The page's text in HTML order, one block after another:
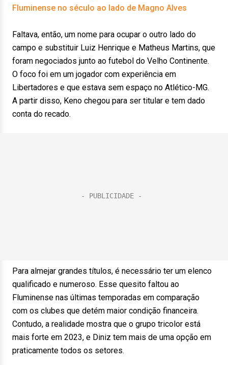
Fluminense no século ao lado de Magno Alves
Faltava, então, um nome para ocupar o outro lado do
campo e substituir Luiz Henrique e Matheus Martins, que
foram negociados junto ao futebol do Velho Continente.
O foco foi em um jogador com experiência em
Libertadores e que estava sem espaço no Atlético-MG.
A partir disso, Keno chegou para ser titular e tem dado
conta do recado.
Para almejar grandes títulos, é necessário ter um elenco
qualificado e numeroso. Esse quesito faltou ao
Fluminense nas últimas temporadas em comparação
com os clubes que detém maior condição financeira.
Contudo, a realidade mostra que o grupo tricolor está
mais forte em 2023, e Diniz tem mais de uma opção em
praticamente todos os setores.